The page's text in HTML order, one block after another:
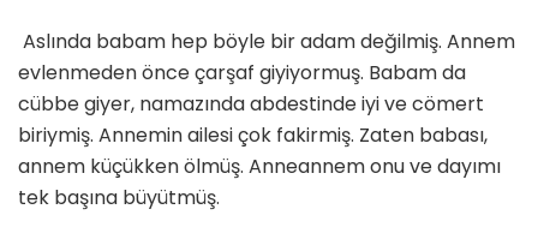
Aslında babam hep böyle bir adam değilmiş. Annem
evlenmeden önce çarşaf giyiyormuş. Babam da
cübbe giyer, namazında abdestinde iyi ve cömert
biriymiş. Annemin ailesi çok fakirmiş. Zaten babası,
annem küçükken ölmüş. Anneannem onu ve dayımı
tek başına büyütmüş.